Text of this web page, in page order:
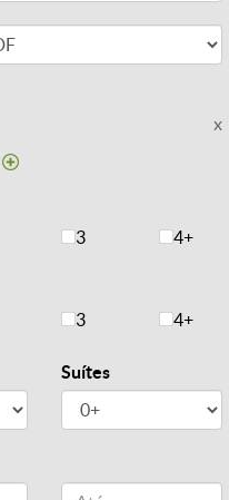
x
3 4+
3 4+
Suítes